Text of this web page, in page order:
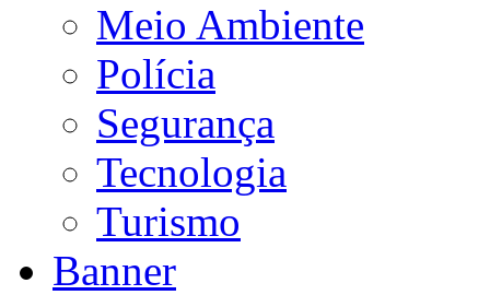
Meio Ambiente
Polícia
Segurança
Tecnologia
Turismo
Banner